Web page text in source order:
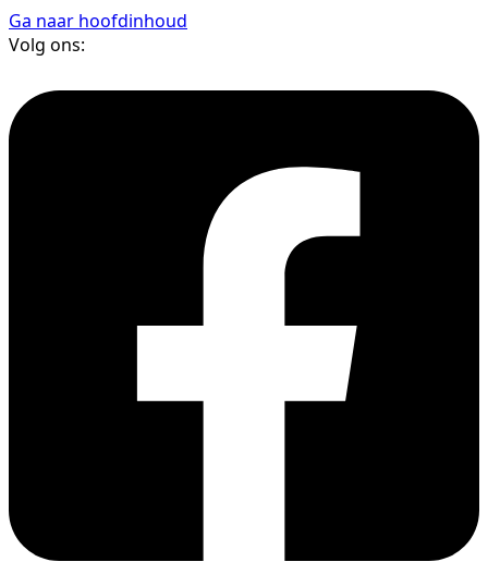
Ga naar hoofdinhoud
Volg ons: